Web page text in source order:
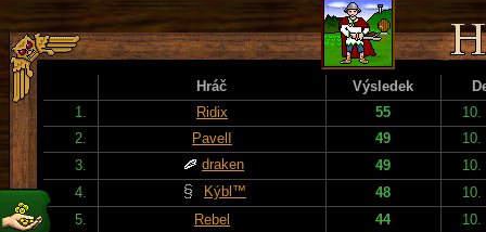
Hráč Výsledek
1.
Ridix 55
10.
2.
PavelI 49
10.
3.
draken 49
10.
4.
Kýbl™ 48
10.
5.
Rebel 44
10.